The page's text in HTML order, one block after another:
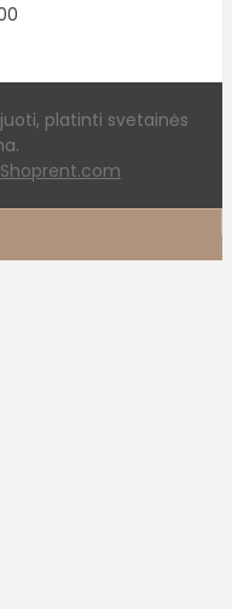
platinti svetainės